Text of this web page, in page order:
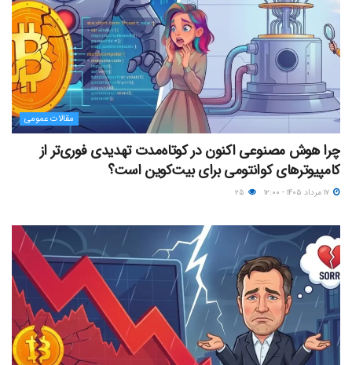
مقالات عمومی
چرا هوش مصنوعی اکنون در کوتاه‌مدت تهدیدی فوری‌تر از
کامپیوترهای کوانتومی برای بیت‌کوین است؟